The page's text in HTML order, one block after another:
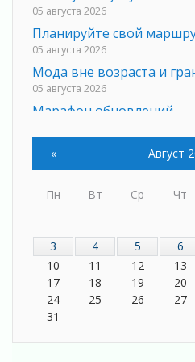
05 августа 2026
Планируйте свой
05 августа 2026
Мода вне возраста и
05 августа 2026
Марафон обновлений
Добровольцы огненного
С заботой о здоровье
05 августа 2026
Пульс региона
05 августа 2026
«Результат командный,
ведомства и
« Август
Пн Вт Ср Чт
3
4 5 6
10
11 12 13
17
18 19 20
24
25 26 27
31